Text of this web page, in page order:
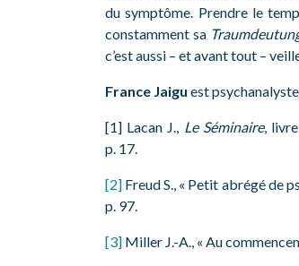
du symptôme. Prendre le
constamment sa
c’est aussi – et avant tout –
France Jaigu est
[1] Lacan J., Le Séminaire,
p. 17.
[2] Freud S., « Petit abrégé de
p. 97.
[3] Miller J.-A., « Au